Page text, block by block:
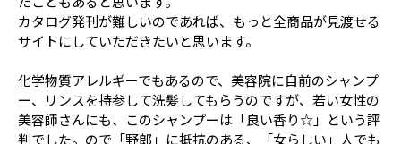
カタログ発刊が難しいのであれば、もっと全商品が見渡せる
サイトにしていただきたいと思います。
化学物質アレルギーでもあるので、美容院に自前のシャンプ
ー、リンスを持参して洗髪してもらうのですが、若い女性の
美容師さんにも、このシャンプーは「良い香り☆」という評
判でした。ので「野郎」に抵抗のある、「女らしい」人でも